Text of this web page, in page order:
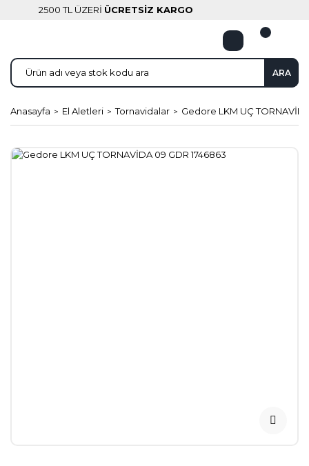
2500 TL ÜZERİ ÜCRETSİZ KARGO
ARA
Anasayfa El Aletleri Tornavidalar Gedore LKM UÇ